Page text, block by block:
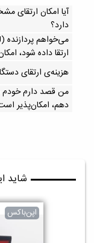
آیا امکان ارتقا‌ی
دارد؟
ارتقا داده شود،
هزینه‌ی ارتقای
من قصد دارم خودم
دهم، امکان‌پذیر
شاید
اپن‌باکس